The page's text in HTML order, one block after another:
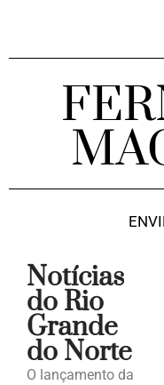
Notícias
do Rio
Grande
do Norte
O lançamento da